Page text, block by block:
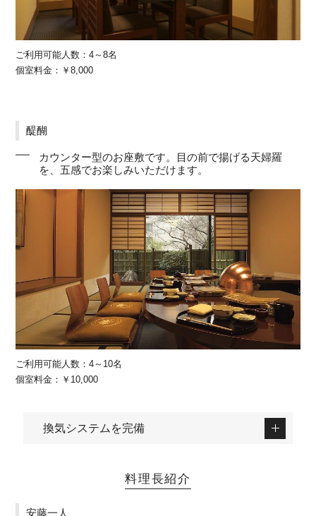
ご利用可能人数：4～8名
個室料金：￥8,000
醍醐
カウンター型のお座敷です。目の前で揚げる天婦羅
を、五感でお楽しみいただけます。
ご利用可能人数：4～10名
個室料金：￥10,000
換気システムを完備
料理長紹介
安藤一人